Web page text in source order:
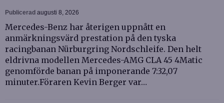
Publicerad augusti 8, 2026
Mercedes-Benz har återigen uppnått en
anmärkningsvärd prestation på den tyska
racingbanan Nürburgring Nordschleife. Den helt
eldrivna modellen Mercedes-AMG CLA 45 4Matic
genomförde banan på imponerande 7:32,07
minuter.Föraren Kevin Berger var…